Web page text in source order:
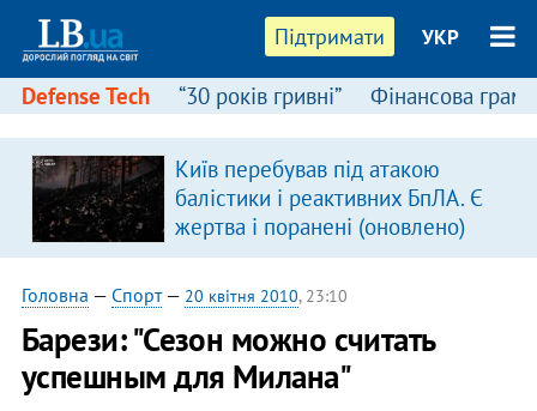
Підтримати УКР
Defense Tech “30 років гривні” Фінансова
Київ перебував під атакою
балістики і реактивних БпЛА. Є
жертва і поранені (оновлено)
Головна — Спорт— 20 квітня 2010, 23:10
Барези: "Сезон можно считать
успешным для Милана"